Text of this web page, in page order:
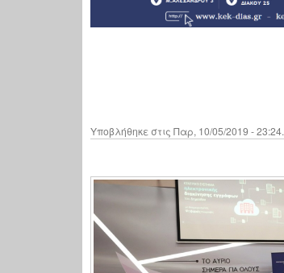
Υποβλήθηκε στις Παρ, 10/05/2019 - 23:24.